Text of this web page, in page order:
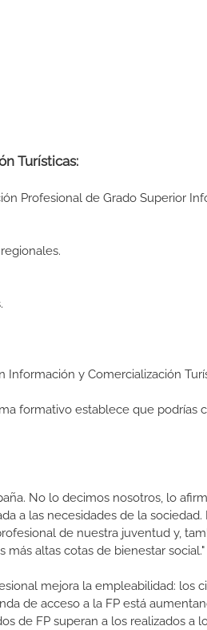
Turísticas:
Profesional de Grado Superior
y Comercialización
formativo establece que podrías
No lo decimos nosotros, lo
a las necesidades de la
de nuestra juventud y,
altas cotas de bienestar social."
mejora la empleabilidad: los
de acceso a la FP está
de FP superan a los realizados a